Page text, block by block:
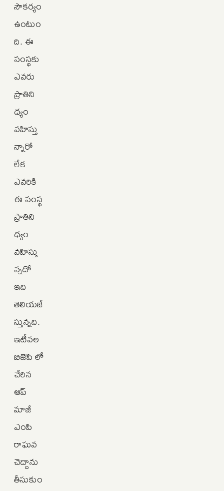
సౌకర్యం
ఉంటుం
ది. ఈ
సంస్థకు
ఎవరు
ప్రాతిని
ధ్యం
వహిస్తు
న్నారో
లేక
ఎవరికి
ఈ సంస్థ
ప్రాతిని
ధ్యం
వహిస్తు
న్నదో
ఇది
తెలియజే
స్తున్నది.
ఇటీవల
బిజెపి లో
చేరిన
ఆప్
మాజీ
ఎంపి
రాఘవ
చెద్దాను
తీసుకుం